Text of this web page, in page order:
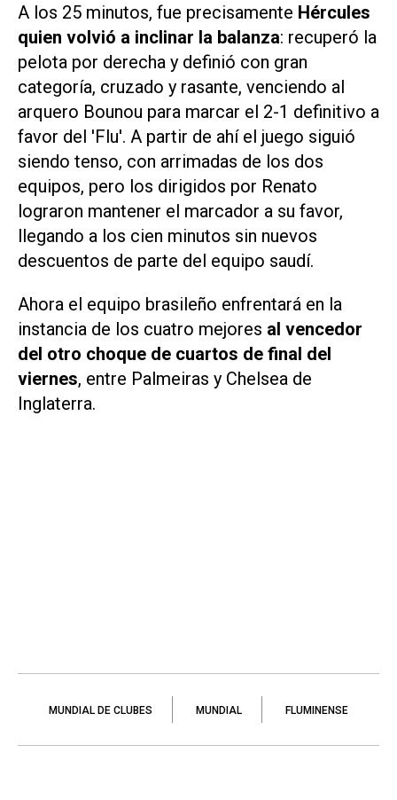
A los 25 minutos, fue precisamente Hércules
quien volvió a inclinar la balanza: recuperó la
pelota por derecha y definió con gran
categoría, cruzado y rasante, venciendo al
arquero Bounou para marcar el 2-1 definitivo a
favor del 'Flu'. A partir de ahí el juego siguió
siendo tenso, con arrimadas de los dos
equipos, pero los dirigidos por Renato
lograron mantener el marcador a su favor,
llegando a los cien minutos sin nuevos
descuentos de parte del equipo saudí.
Ahora el equipo brasileño enfrentará en la
instancia de los cuatro mejores al vencedor
del otro choque de cuartos de final del
viernes, entre Palmeiras y Chelsea de
Inglaterra.
MUNDIAL DE CLUBES MUNDIAL FLUMINENSE